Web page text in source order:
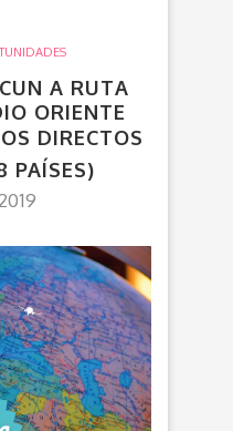
A RUTA
ORIENTE
DIRECTOS
PAÍSES)